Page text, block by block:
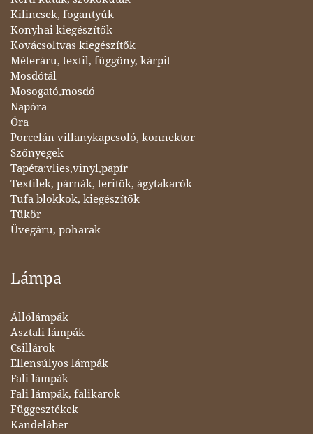
Kilincsek, fogantyúk
Konyhai kiegészítők
Kovácsoltvas kiegészítők
Méteráru, textil, függöny, kárpit
Mosdótál
Mosogató,mosdó
Napóra
Óra
Porcelán villanykapcsoló, konnektor
Szőnyegek
Tapéta:vlies,vinyl,papír
Textilek, párnák, teritők, ágytakarók
Tufa blokkok, kiegészítők
Tükör
Üvegáru, poharak
Lámpa
Állólámpák
Asztali lámpák
Csillárok
Ellensúlyos lámpák
Fali lámpák
Fali lámpák, falikarok
Függesztékek
Kandeláber